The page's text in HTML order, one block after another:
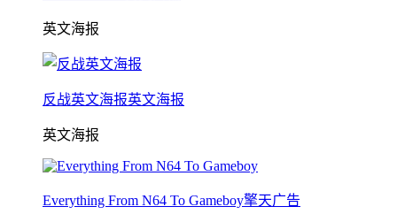
英文海报
反战英文海报英文海报
英文海报
Everything From N64 To Gameboy擎天广告